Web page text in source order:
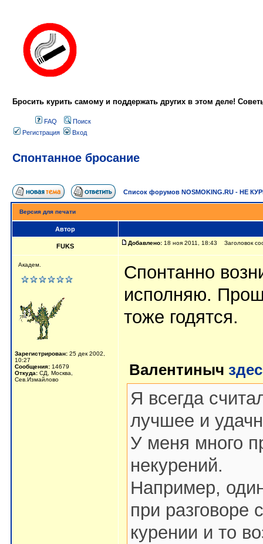
Бросить курить самому и поддержать других в этом деле!
FAQ
Поиск
Регистрация
Вход
Спонтанное бросание
Список форумов NOSMOKING.RU - НЕ
Версия для печати
Автор
FUKS Добавлено: 18 ноя 2011, 18:43 Заголовок
Академ.
Зарегистрирован: 25 дек 2002,
10:27
Сообщения: 14679
Откуда: СД, Москва,
Сев.Измайлово
Спонтанно
исполняю.
тоже годятся.
Валентиныч
Я всегда
лучшее и
У меня много
некурений.
Например,
при разговоре
курении и то